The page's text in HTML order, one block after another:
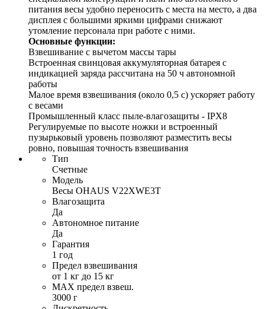
питания весы удобно переносить с места на место, а два
дисплея с большими яркими цифрами снижают
утомление персонала при работе с ними.
Основные функции:
Взвешивание с вычетом массы тары
Встроенная свинцовая аккумуляторная батарея с
индикацией заряда рассчитана на 50 ч автономной
работы
Малое время взвешивания (около 0,5 с) ускоряет работу
с весами
Промышленный класс пыле-влагозащиты - IPX8
Регулируемые по высоте ножки и встроенный
пузырьковый уровень позволяют разместить весы
ровно, повышая точность взвешивания
Тип
Счетные
Модель
Весы OHAUS V22XWE3T
Влагозащита
Да
Автономное питание
Да
Гарантия
1 год
Предел взвешивания
от 1 кг до 15 кг
MAX предел взвеш.
3000 г